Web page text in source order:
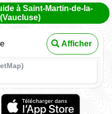
à Saint-Martin-de-la-
Afficher